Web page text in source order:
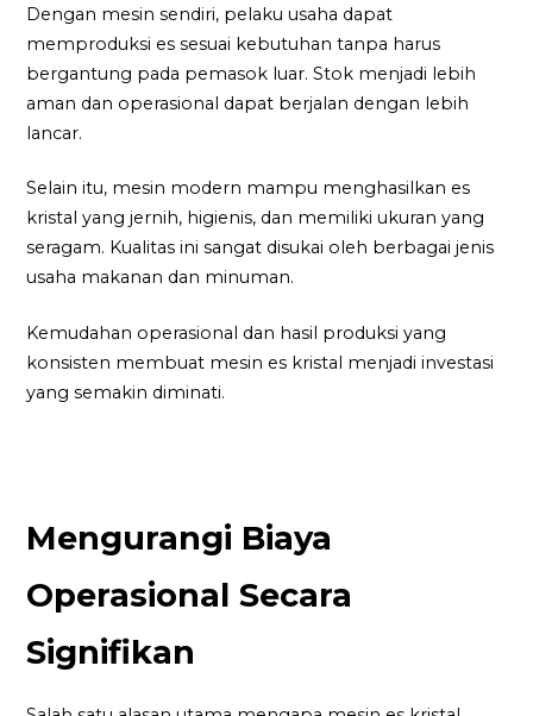
Dengan mesin sendiri, pelaku usaha dapat
memproduksi es sesuai kebutuhan tanpa harus
bergantung pada pemasok luar. Stok menjadi lebih
aman dan operasional dapat berjalan dengan lebih
lancar.
Selain itu, mesin modern mampu menghasilkan es
kristal yang jernih, higienis, dan memiliki ukuran yang
seragam. Kualitas ini sangat disukai oleh berbagai jenis
usaha makanan dan minuman.
Kemudahan operasional dan hasil produksi yang
konsisten membuat mesin es kristal menjadi investasi
yang semakin diminati.
Mengurangi Biaya
Operasional Secara
Signifikan